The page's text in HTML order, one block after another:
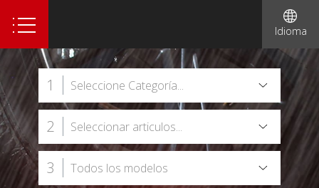
Idioma
1 Seleccione Categoría...
2 Seleccionar articulos...
3 Todos los modelos